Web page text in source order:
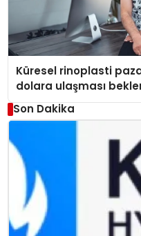
Küresel rinoplasti
dolara ulaşması
Son Dakika